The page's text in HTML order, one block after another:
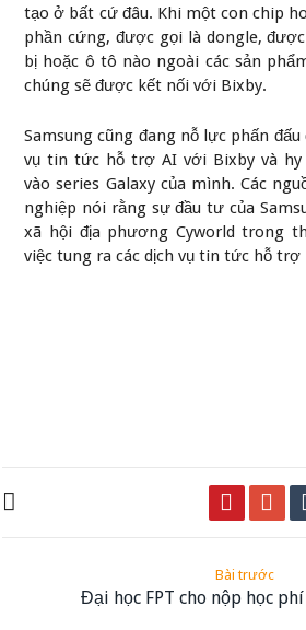
tạo ở bất cứ đâu. Khi một con chip
phần cứng, được gọi là dongle,
bị hoặc ô tô nào ngoài các sản
chúng sẽ được kết nối với Bixby.
Samsung cũng đang nỗ lực phấn
vụ tin tức hỗ trợ AI với Bixby và hy
vào series Galaxy của mình. Các
nghiệp nói rằng sự đầu tư của
xã hội địa phương Cyworld trong
việc tung ra các dịch vụ tin tức hỗ trợ
Bài trước
Đại học FPT cho nộp học